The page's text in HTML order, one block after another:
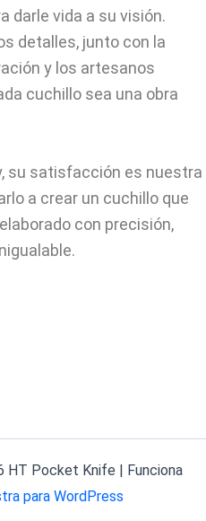
darle vida a su visión.
detalles, junto con la
y los artesanos
cuchillo sea una obra
su satisfacción es nuestra
a crear un cuchillo que
con precisión,
HT Pocket Knife | Funciona
para WordPress